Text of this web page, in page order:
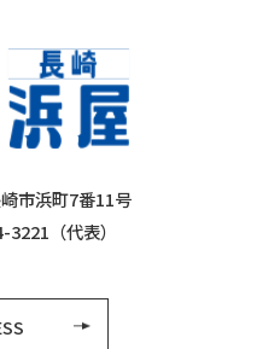
市浜町7番11号
（代表）